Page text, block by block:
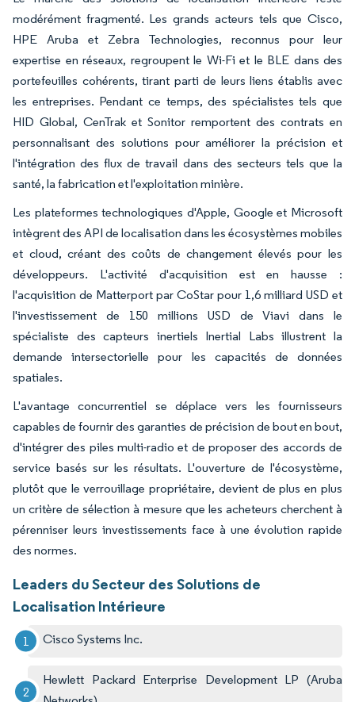
modérément fragmenté. Les grands acteurs tels que Cisco,
HPE Aruba et Zebra Technologies, reconnus pour leur
expertise en réseaux, regroupent le Wi-Fi et le BLE dans des
portefeuilles cohérents, tirant parti de leurs liens établis avec
les entreprises. Pendant ce temps, des spécialistes tels que
HID Global, CenTrak et Sonitor remportent des contrats en
personnalisant des solutions pour améliorer la précision et
l'intégration des flux de travail dans des secteurs tels que la
santé, la fabrication et l'exploitation minière.
Les plateformes technologiques d'Apple, Google et Microsoft
intègrent des API de localisation dans les écosystèmes mobiles
et cloud, créant des coûts de changement élevés pour les
développeurs. L'activité d'acquisition est en hausse :
l'acquisition de Matterport par CoStar pour 1,6 milliard USD et
l'investissement de 150 millions USD de Viavi dans le
spécialiste des capteurs inertiels Inertial Labs illustrent la
demande intersectorielle pour les capacités de données
spatiales.
L'avantage concurrentiel se déplace vers les fournisseurs
capables de fournir des garanties de précision de bout en bout,
d'intégrer des piles multi-radio et de proposer des accords de
service basés sur les résultats. L'ouverture de l'écosystème,
plutôt que le verrouillage propriétaire, devient de plus en plus
un critère de sélection à mesure que les acheteurs cherchent à
pérenniser leurs investissements face à une évolution rapide
des normes.
Leaders du Secteur des Solutions de
Localisation Intérieure
Cisco Systems Inc.
Hewlett Packard Enterprise Development LP (Aruba